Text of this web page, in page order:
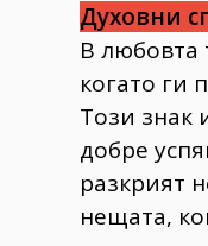
Духовни
В любовта
когато ги
Този знак
добре
разкрият
нещата,